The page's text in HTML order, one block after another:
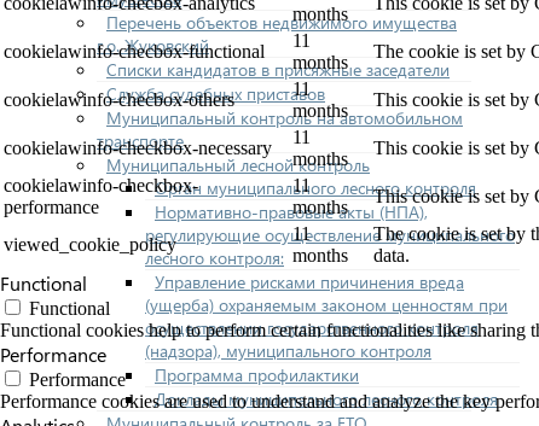
Перечень объектов недвижимого имущества
г.о. Жуковский
Списки кандидатов в присяжные заседатели
Служба судебных приставов
Муниципальный контроль на автомобильном
транспорте
Муниципальный лесной контроль
Орган муниципального лесного контроля
Нормативно-правовые акты (НПА),
регулирующие осуществление муниципального
лесного контроля:
Управление рисками причинения вреда
(ущерба) охраняемым законом ценностям при
осуществлении государственного контроля
(надзора), муниципального контроля
Программа профилактики
Доклады муниципального лесного контроля
months
cookielawinfo-checbox-functional
11
months
The cookie is set by
cookielawinfo-checbox-others
11
months
This cookie is set by
cookielawinfo-checkbox-necessary
11
months
This cookie is set by
cookielawinfo-checkbox-
performance
11
months
This cookie is set by
viewed_cookie_policy
11
months
The cookie is set by
data.
Functional
Functional
Functional cookies help to perform certain functionalities like sharing
Performance
Performance
Performance cookies are used to understand and analyze the key